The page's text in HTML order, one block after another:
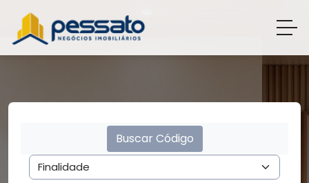
Buscar Código